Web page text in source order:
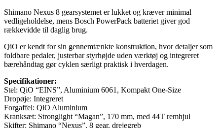
Shimano Nexus 8 gearsystemet er lukket og kræver minimal
vedligeholdelse, mens Bosch PowerPack batteriet giver god
rækkevidde til daglig brug.
QiO er kendt for sin gennemtænkte konstruktion, hvor detaljer som
foldbare pedaler, justerbar styrhøjde uden værktøj og integreret
bærehåndtag gør cyklen særligt praktisk i hverdagen.
Specifikationer:
Stel: QiO “EINS”, Aluminium 6061, Kompakt One-Size
Dropøje: Integreret
Forgaffel: QiO Aluminium
Kranksæt: Stronglight “Magan”, 170 mm, med 44T remhjul
Skifter: Shimano “Nexus”, 8 gear, drejegreb